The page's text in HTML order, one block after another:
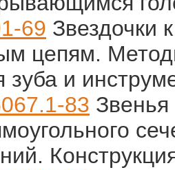
69 Звездочки
цепям.
и
83